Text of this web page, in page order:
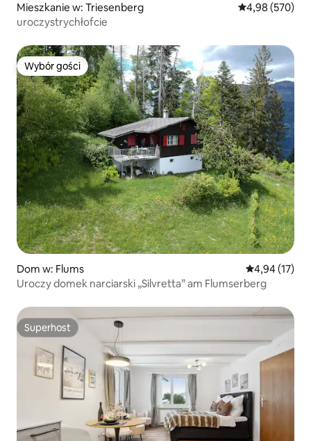
Mieszkanie w: Triesenberg Średnia
4,98 (570)
uroczystrychłofcie
Wybór gości
Wybór gości
Dom w: Flums Średnia
4,94 (17)
Uroczy domek narciarski „Silvretta” am Flumserberg
Superhost
Superhost